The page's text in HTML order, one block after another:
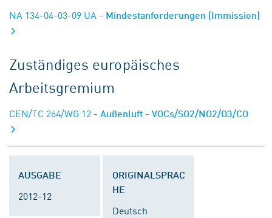
NA 134-04-03-09 UA - Mindestanforderungen (Immission)
Zuständiges europäisches
Arbeitsgremium
CEN/TC 264/WG 12 - Außenluft - VOCs/SO2/NO2/O3/CO
AUSGABE
2012-12
ORIGINALSPRAC
HE
Deutsch